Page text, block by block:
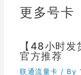
更多号卡
【48小时
官方推荐
联通流量卡 / By